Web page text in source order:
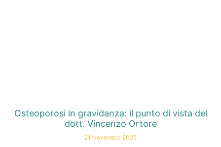
Osteoporosi in gravidanza: il punto di vista del
dott. Vincenzo Ortore
21 Novembre 2025